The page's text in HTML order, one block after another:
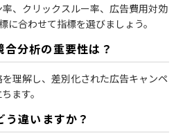
、クリックスルー率、広告費用対効
に合わせて指標を選びましょう。
分析の重要性は？
理解し、差別化された広告キャンペ
ます。
違いますか？